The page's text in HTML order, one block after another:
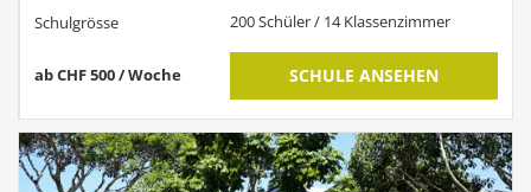
Schulgrösse 200 Schüler / 14 Klassenzimmer
ab CHF 500 / Woche SCHULE ANSEHEN